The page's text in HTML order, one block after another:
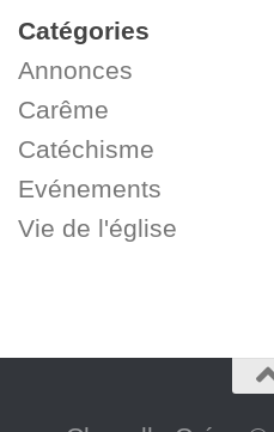
Catégories
Annonces
Carême
Catéchisme
Evénements
Vie de l'église